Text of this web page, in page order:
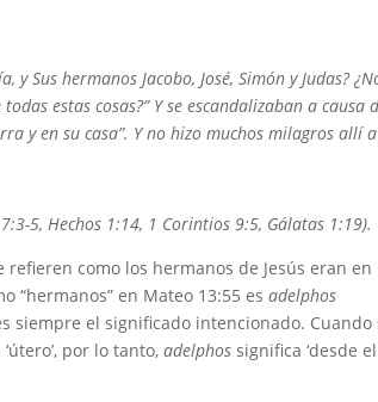
Sus hermanos Jacobo, José, Simón y Judas?
estas cosas?” Y se escandalizaban a causa
y en su casa”. Y no hizo muchos milagros allí a
5, Hechos 1:14, 1 Corintios 9:5, Gálatas 1:19).
como los hermanos de Jesús eran en
“hermanos” en Mateo 13:55 esadelphos
siempre el significado intencionado. Cuando
por lo tanto,adelphos significa ‘desde el